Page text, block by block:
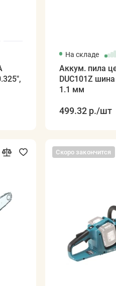
На складе
Аккум. пила
DUC101Z
1.1 мм
499.32 р./шт
Скоро закончится